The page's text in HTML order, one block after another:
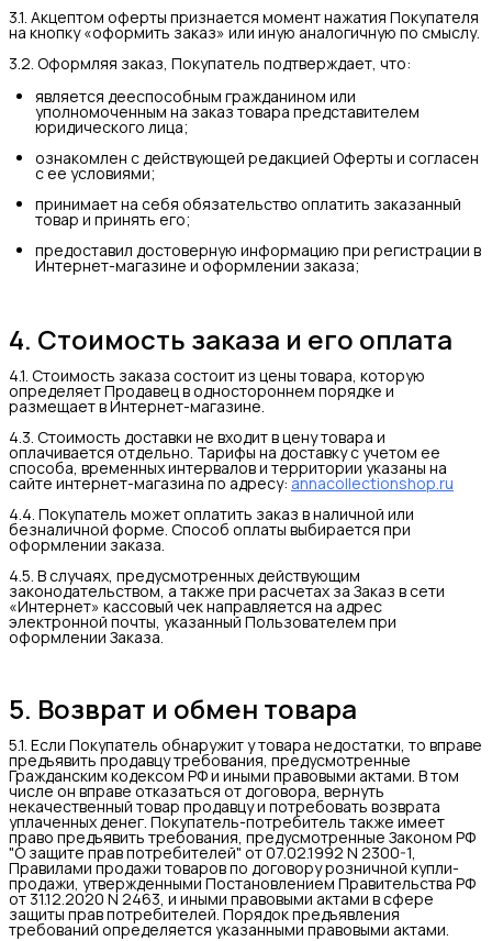
3.1. Акцептом оферты признается момент нажатия Покупателя
на кнопку «оформить заказ» или иную аналогичную по смыслу.
3.2. Оформляя заказ, Покупатель подтверждает, что:
является дееспособным гражданином или
уполномоченным на заказ товара представителем
юридического лица;
ознакомлен с действующей редакцией Оферты и согласен
с ее условиями;
принимает на себя обязательство оплатить заказанный
товар и принять его;
предоставил достоверную информацию при регистрации в
Интернет-магазине и оформлении заказа;
4. Стоимость заказа и его оплата
4.1. Стоимость заказа состоит из цены товара, которую
определяет Продавец в одностороннем порядке и
размещает в Интернет-магазине.
4.3. Стоимость доставки не входит в цену товара и
оплачивается отдельно. Тарифы на доставку с учетом ее
способа, временных интервалов и территории указаны на
сайте интернет-магазина по адресу:annacollectionshop.ru
4.4. Покупатель может оплатить заказ в наличной или
безналичной форме. Способ оплаты выбирается при
оформлении заказа.
4.5. В случаях, предусмотренных действующим
законодательством, а также при расчетах за Заказ в сети
«Интернет» кассовый чек направляется на адрес
электронной почты, указанный Пользователем при
оформлении Заказа.
5. Возврат и обмен товара
5.1. Если Покупатель обнаружит у товара недостатки, то вправе
предъявить продавцу требования, предусмотренные
Гражданским кодексом РФ и иными правовыми актами. В том
числе он вправе отказаться от договора, вернуть
некачественный товар продавцу и потребовать возврата
уплаченных денег. Покупатель-потребитель также имеет
право предъявить требования, предусмотренные Законом РФ
"О защите прав потребителей" от 07.02.1992 N 2300-1,
Правилами продажи товаров по договору розничной купли-
продажи, утвержденными Постановлением Правительства РФ
от 31.12.2020 N 2463, и иными правовыми актами в сфере
защиты прав потребителей. Порядок предъявления
требований определяется указанными правовыми актами.